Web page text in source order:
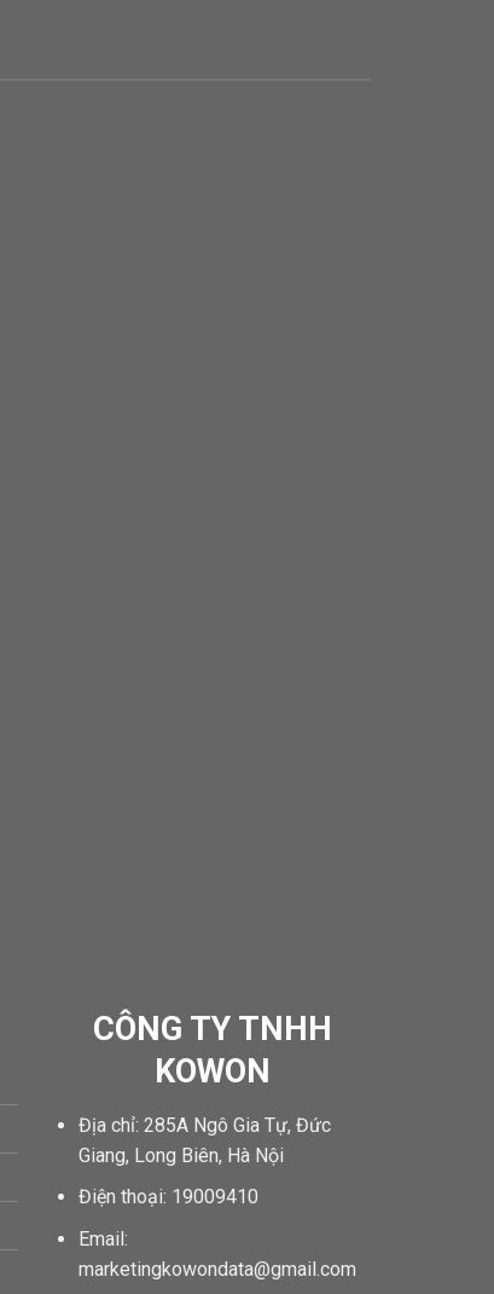
CÔNG TY TNHH
KOWON
Địa chỉ: 285A Ngô Gia Tự, Đức
Giang, Long Biên, Hà Nội
Điện thoại: 19009410
Email:
marketingkowondata@gmail.com